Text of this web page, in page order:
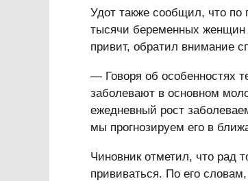
Удот также сообщил, что
тысячи беременных женщин
привит, обратил внимание
— Говоря об особенностях
заболевают в основном
ежедневный рост
мы прогнозируем его в
Чиновник отметил, что рад
прививаться. По его